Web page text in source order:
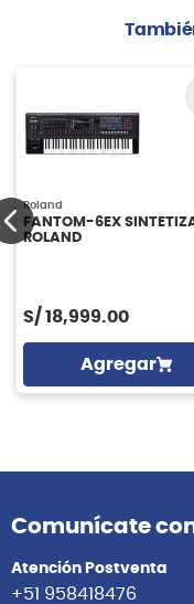
Roland
FANTOM-6EX
ROLAND
S/18,999.00
Agregar
Comunícate
Atención Postventa
+51 958418476